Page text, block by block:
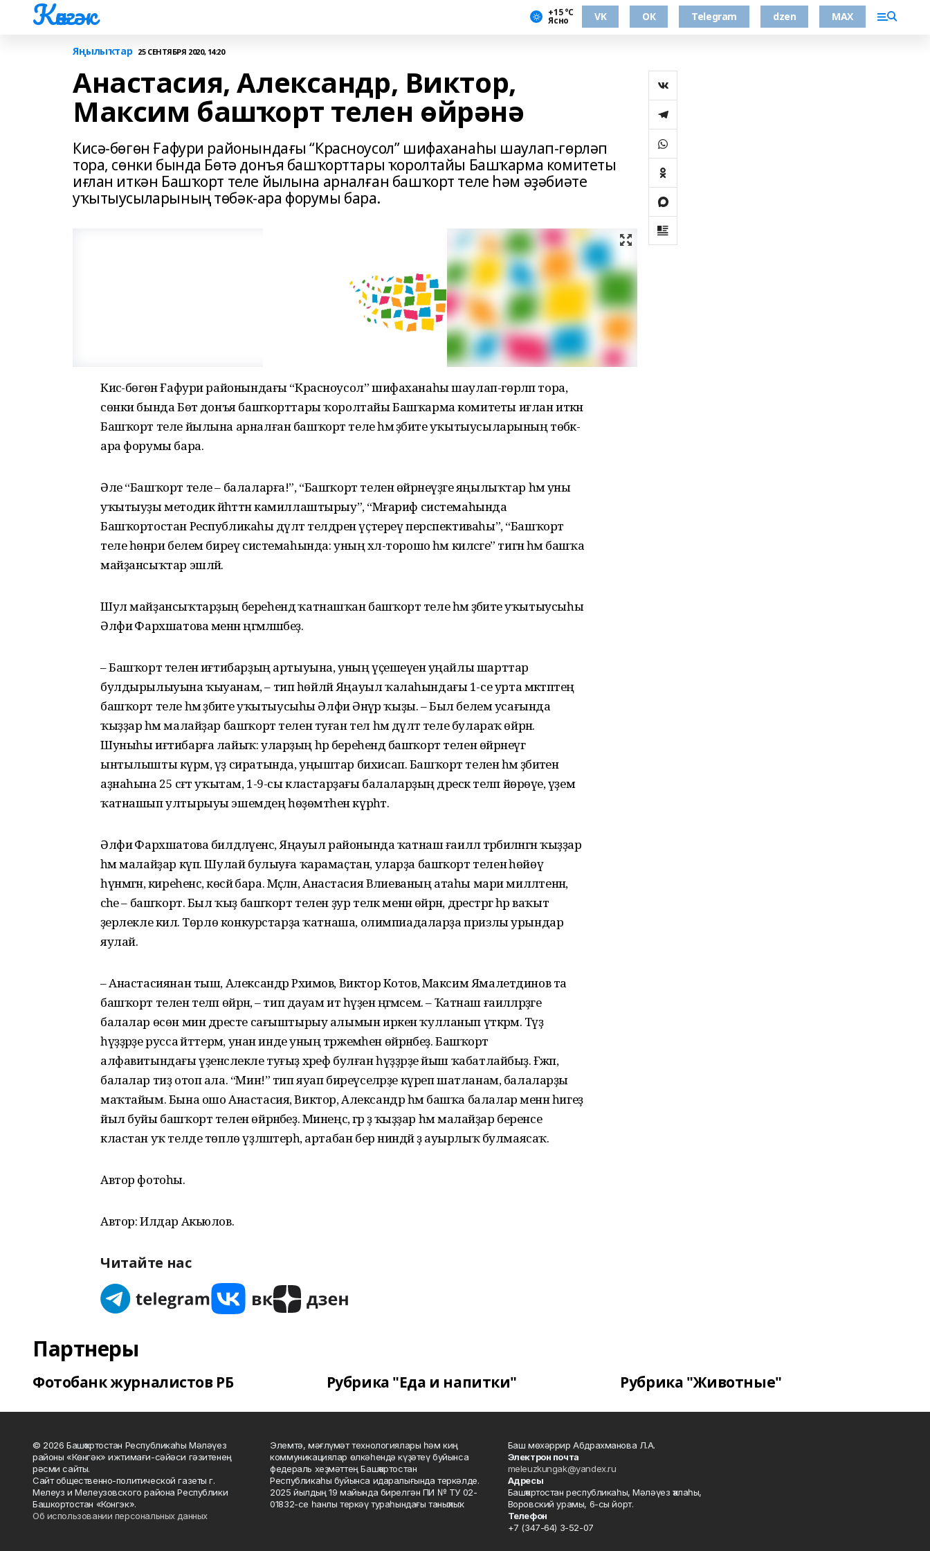
Көнгәк +15 °С
Ясно VK ОК Telegram dzen MAX
Яңылыҡтар 25 СЕНТЯБРЯ 2020, 14:20
Анастасия, Александр, Виктор,
Максим башҡорт телен өйрәнә
Кисә-бөгөн Ғафури районындағы “Красноусол” шифаханаһы шаулап-гөрләп
тора, сөнки бында Бөтә донъя башҡорттары ҡоролтайы Башҡарма комитеты
иғлан иткән Башҡорт теле йылына арналған башҡорт теле һәм әҙәбиәте
уҡытыусыларының төбәк-ара форумы бара.
Кисә-бөгөн Ғафури районындағы “Красноусол” шифаханаһы шаулап-гөрләп тора,
сөнки бында Бөтә донъя башҡорттары ҡоролтайы Башҡарма комитеты иғлан иткән
Башҡорт теле йылына арналған башҡорт теле һәм әҙәбиәте уҡытыусыларының төбәк-
ара форумы бара.
Әле “Башҡорт теле – балаларға!”, “Башҡорт телен өйрәнеүҙәге яңылыҡтар һәм уны
уҡытыуҙы методик йәһәттән камиллаштырыу”, “Мәғариф системаһында
Башҡортостан Республикаһы дәүләт телдәрен үҫтереү перспективаһы”, “Башҡорт
теле һөнәри белем биреү системаһында: уның хәл-торошо һәм киләсәге” тигән һәм башҡа
майҙансыҡтар эшләй.
Шул майҙансыҡтарҙың береһендә ҡатнашҡан башҡорт теле һәм әҙәбиәте уҡытыусыһы
Әлфиә Фархшатова менән әңгәмәләшәбеҙ.
– Башҡорт теленә иғтибарҙың артыуына, уның үҫешеүенә уңайлы шарттар
булдырылыуына ҡыуанам, – тип һөйләй Яңауыл ҡалаһындағы 1-се урта мәктәптең
башҡорт теле һәм әҙәбиәте уҡытыусыһы Әлфиә Әнүәр ҡыҙы. – Был белем усағында
ҡыҙҙар һәм малайҙар башҡорт телен туған тел һәм дәүләт теле булараҡ өйрәнә.
Шуныһы иғтибарға лайыҡ: уларҙың һәр береһендә башҡорт телен өйрәнеүгә
ынтылышты күрәм, үҙ сиратында, уңыштар бихисап. Башҡорт телен һәм әҙәбиәтен
аҙнаһына 25 сәғәт уҡытам, 1-9-сы кластарҙағы балаларҙың дәрескә теләп йөрөүе, әүҙем
ҡатнашып ултырыуы эшемдең һөҙөмтәһен күрһәтә.
Әлфиә Фархшатова билдәләүенсә, Яңауыл районында ҡатнаш ғаиләлә тәрбиәләнгән ҡыҙҙар
һәм малайҙар күп. Шулай булыуға ҡарамаҫтан, уларҙа башҡорт теленә һөйөү
һүнмәгән, киреһенсә, көсәйә бара. Мәҫәлән, Анастасия Вәлиеваның атаһы мари милләтенән,
әсәһе – башҡорт. Был ҡыҙ башҡорт телен ҙур теләк менән өйрәнә, дәрестәргә һәр ваҡыт
әҙерлекле килә. Төрлө конкурстарҙа ҡатнаша, олимпиадаларҙа призлы урындар
яулай.
– Анастасиянан тыш, Александр Рәхимов, Виктор Котов, Максим Ямалетдинов та
башҡорт телен теләп өйрәнә, – тип дауам итә һүҙен әңгәмәсем. – Ҡатнаш ғаиләләрҙәге
балалар өсөн мин дәресте сағыштырыу алымын иркен ҡулланып үткәрәм. Тәүҙә
һүҙҙәрҙе русса әйттерәм, унан инде уның тәржемәһен өйрәнәбеҙ. Башҡорт
алфавитындағы үҙенсәлекле туғыҙ хәреф булған һүҙҙәрҙе йыш ҡабатлайбыҙ. Ғәжәп,
балалар тиҙ отоп ала. “Мин!” тип яуап биреүселәрҙе күреп шатланам, балаларҙы
маҡтайым. Бына ошо Анастасия, Виктор, Александр һәм башҡа балалар менән һигеҙ
йыл буйы башҡорт телен өйрәнәбеҙ. Минеңсә, әгәр ҙә ҡыҙҙар һәм малайҙар беренсе
кластан уҡ телде төплө үҙләштерһә, артабан бер ниндәй ҙә ауырлыҡ булмаясаҡ.
Автор фотоһы.
Автор: Илдар Акьюлов.
Читайте нас
Партнеры
Фотобанк журналистов РБ Рубрика "Еда и напитки" Рубрика "Животные"
© 2026 Башҡортостан Республикаһы Мәләүез
районы «Көнгәк» ижтимағи-сәйәси гәзитенең
рәсми сайты.
Сайт общественно-политической газеты г.
Мелеуз и Мелеузовского района Республики
Башкортостан «Конгэк».
Об использовании персональных данных
Элемтә, мәғлүмәт технологиялары һәм киң
коммуникациялар өлкәһендә күҙәтеү буйынса
федераль хеҙмәттең Башҡортостан
Республикаһы буйынса идаралығында теркәлде.
2025 йылдың 19 майында бирелгән ПИ № ТУ 02-
01832-се һанлы теркәү тураһындағы таныҡлыҡ.
Баш мөхәррир Абдрахманова Л.А.
Электрон почта
meleuzkungak@yandex.ru
Адресы
Башҡортостан республикаһы, Мәләүез ҡалаһы,
Воровский урамы, 6-сы йорт.
Телефон
+7 (347-64) 3-52-07